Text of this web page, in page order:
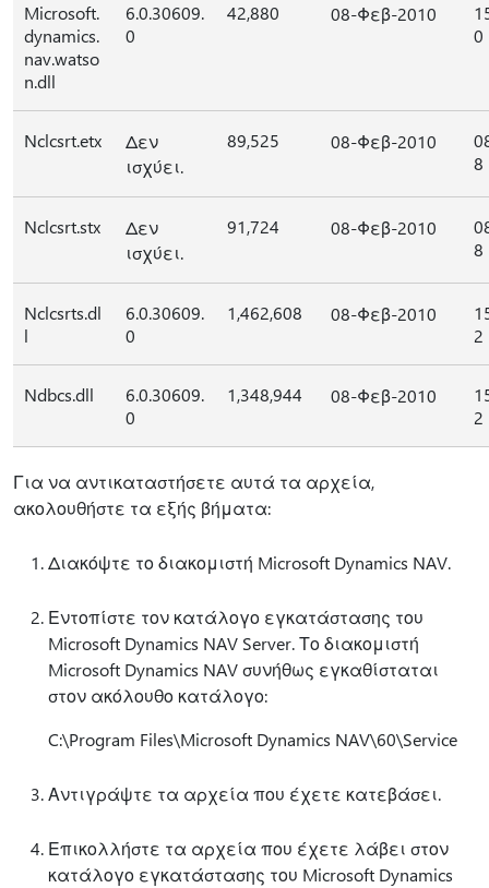
Microsoft.
dynamics.
nav.watso
n.dll
6.0.30609.
0
42,880 08-Φεβ-2010
0
Nclcsrt.etx
Δεν
ισχύει.
89,525 08-Φεβ-2010
8
Nclcsrt.stx
Δεν
ισχύει.
91,724 08-Φεβ-2010
8
Nclcsrts.dl
l
6.0.30609.
0
1,462,608 08-Φεβ-2010
2
Ndbcs.dll
6.0.30609.
0
1,348,944 08-Φεβ-2010
2
Για να αντικαταστήσετε αυτά τα αρχεία,
ακολουθήστε τα εξής βήματα:
Διακόψτε το διακομιστή Microsoft Dynamics NAV.
Εντοπίστε τον κατάλογο εγκατάστασης του
Microsoft Dynamics NAV Server. Το διακομιστή
Microsoft Dynamics NAV συνήθως εγκαθίσταται
στον ακόλουθο κατάλογο:
C:\Program Files\Microsoft Dynamics NAV\60\Service
Αντιγράψτε τα αρχεία που έχετε κατεβάσει.
Επικολλήστε τα αρχεία που έχετε λάβει στον
κατάλογο εγκατάστασης του Microsoft Dynamics